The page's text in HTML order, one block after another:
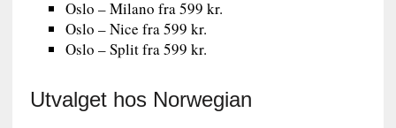
Oslo – Milano fra 599 kr.
Oslo – Nice fra 599 kr.
Oslo – Split fra 599 kr.
Utvalget hos Norwegian